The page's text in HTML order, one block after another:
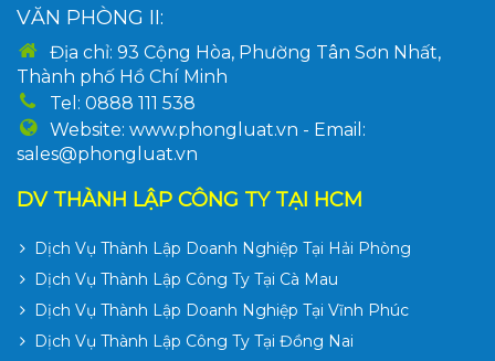
VĂN PHÒNG II:
Địa chỉ: 93 Cộng Hòa, Phường Tân Sơn Nhất,
Thành phố Hồ Chí Minh
Tel: 0888 111 538
Website: www.phongluat.vn - Email:
sales@phongluat.vn
DV THÀNH LẬP CÔNG TY TẠI HCM
Dịch Vụ Thành Lập Doanh Nghiệp Tại Hải Phòng
Dịch Vụ Thành Lập Công Ty Tại Cà Mau
Dịch Vụ Thành Lập Doanh Nghiệp Tại Vĩnh Phúc
Dịch Vụ Thành Lập Công Ty Tại Đồng Nai